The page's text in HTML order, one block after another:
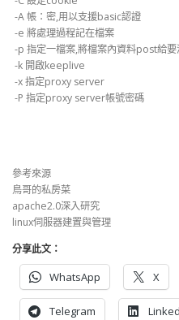
-A 帳：密,用以支援basic認證
-e 將處理過程記在檔案
-p 指定一檔案,將檔案內資料post給要
-k 開啟keeplive
-x 指定proxy server
-P 指定proxy server帳號密碼
參考來源
鳥哥的私房菜
apache2.0深入研究
linux伺服器建置與管理
分享此文：
WhatsApp X
Telegram